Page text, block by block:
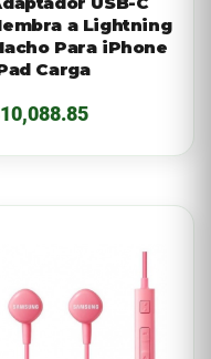
a Lightning
Para iPhone
Carga
10,088.85